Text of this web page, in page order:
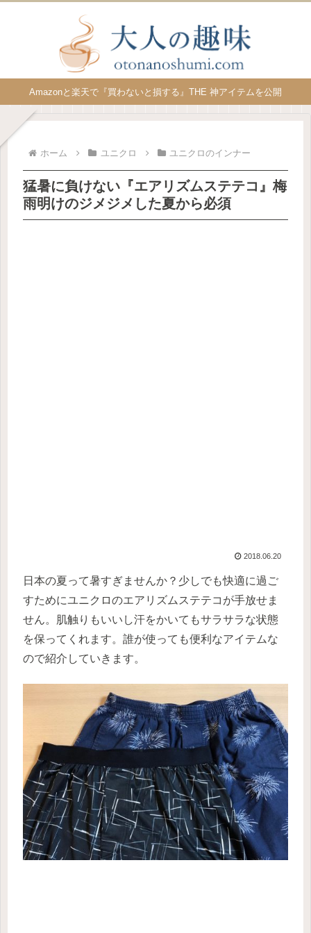
Amazonと楽天で『買わないと損する』THE 神アイテムを公開
ホーム ユニクロ ユニクロのインナー
猛暑に負けない『エアリズムステテコ』梅
雨明けのジメジメした夏から必須
2018.06.20
日本の夏って暑すぎませんか？少しでも快適に過ご
すためにユニクロのエアリズムステテコが手放せま
せん。肌触りもいいし汗をかいてもサラサラな状態
を保ってくれます。誰が使っても便利なアイテムな
ので紹介していきます。